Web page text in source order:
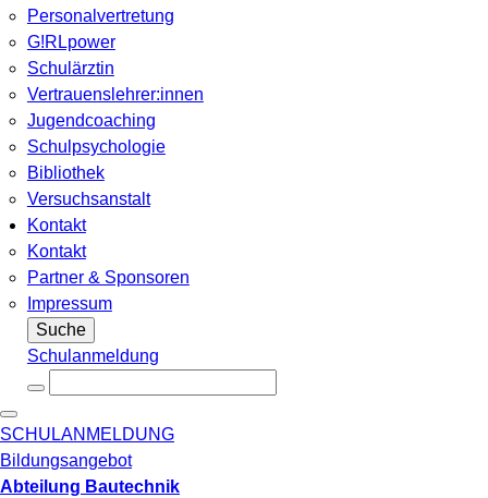
Personalvertretung
G!RLpower
Schulärztin
Vertrauenslehrer:innen
Jugendcoaching
Schulpsychologie
Bibliothek
Versuchsanstalt
Kontakt
Kontakt
Partner & Sponsoren
Impressum
Suche
Schulanmeldung
SCHULANMELDUNG
Bildungsangebot
Abteilung Bautechnik